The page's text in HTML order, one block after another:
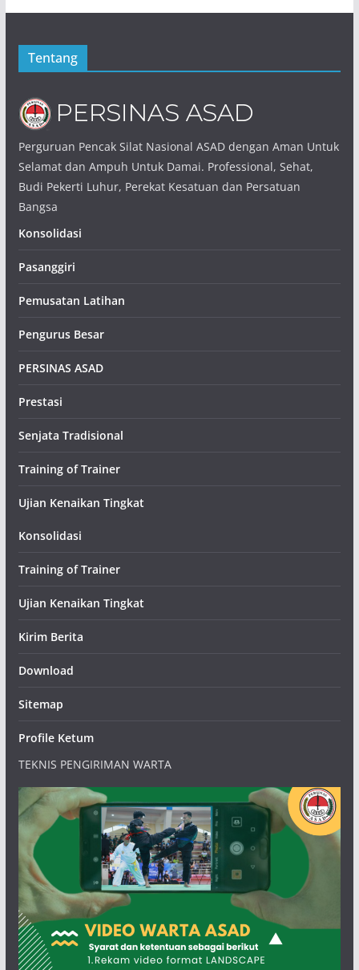
Tentang
Perguruan Pencak Silat Nasional ASAD dengan Aman Untuk
Selamat dan Ampuh Untuk Damai. Professional, Sehat,
Budi Pekerti Luhur, Perekat Kesatuan dan Persatuan
Bangsa
Konsolidasi
Pasanggiri
Pemusatan Latihan
Pengurus Besar
PERSINAS ASAD
Prestasi
Senjata Tradisional
Training of Trainer
Ujian Kenaikan Tingkat
Konsolidasi
Training of Trainer
Ujian Kenaikan Tingkat
Kirim Berita
Download
Sitemap
Profile Ketum
TEKNIS PENGIRIMAN WARTA